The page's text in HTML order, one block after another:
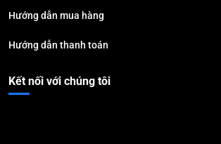
Hướng dẫn mua hàng
Hướng dẫn thanh toán
Kết nối với chúng tôi